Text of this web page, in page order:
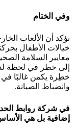
وفي الختام
نؤكد أن الألعاب
خيالات الأطفال
معايير السلامة
إلى خطر في لحظة
خطِرة يكمن غالبًا في
وانضباط الصيانة.
في شركة روابط
إضافية بل هي